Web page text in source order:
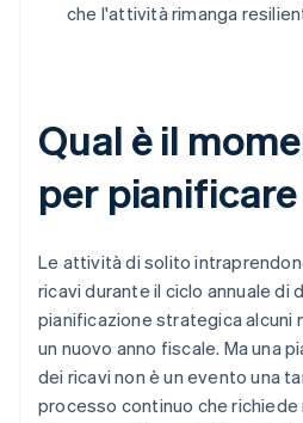
che l'attività rimanga
Qual è il
per
Le attività di solito
ricavi durante il ciclo annuale di
pianificazione strategica alcuni
un nuovo anno fiscale. Ma una
dei ricavi non è un evento una
processo continuo che richiede